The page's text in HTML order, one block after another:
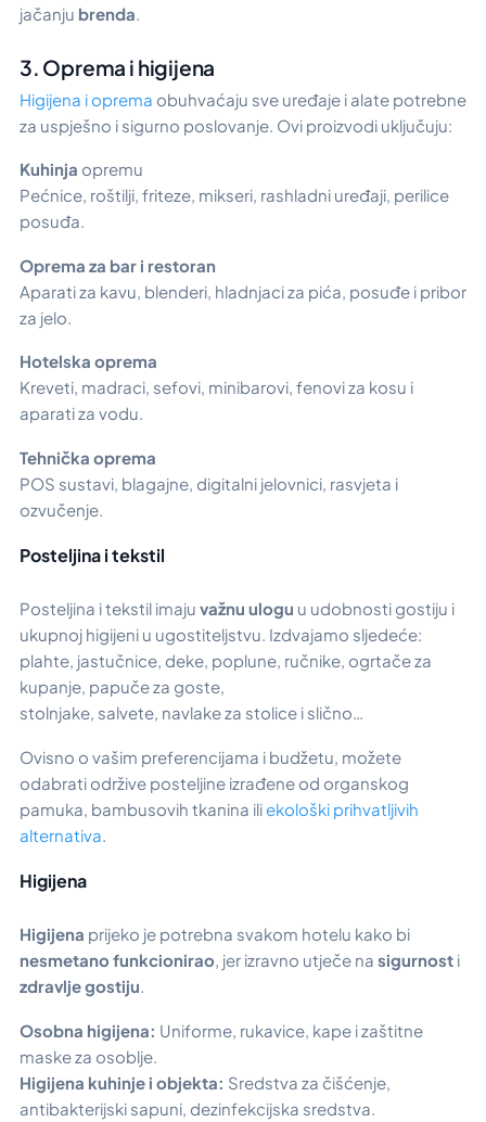
jačanju brenda.
3. Oprema i higijena
Higijena i oprema obuhvaćaju sve uređaje i alate potrebne
za uspješno i sigurno poslovanje. Ovi proizvodi uključuju:
Kuhinja opremu
Pećnice, roštilji, friteze, mikseri, rashladni uređaji, perilice
posuđa.
Oprema za bar i restoran
Aparati za kavu, blenderi, hladnjaci za pića, posuđe i pribor
za jelo.
Hotelska oprema
Kreveti, madraci, sefovi, minibarovi, fenovi za kosu i
aparati za vodu.
Tehnička oprema
POS sustavi, blagajne, digitalni jelovnici, rasvjeta i
ozvučenje.
Posteljina i tekstil
Posteljina i tekstil imaju važnu ulogu u udobnosti gostiju i
ukupnoj higijeni u ugostiteljstvu. Izdvajamo sljedeće:
plahte, jastučnice, deke, poplune, ručnike, ogrtače za
kupanje, papuče za goste,
stolnjake, salvete, navlake za stolice i slično…
Ovisno o vašim preferencijama i budžetu, možete
odabrati održive posteljine izrađene od organskog
pamuka, bambusovih tkanina iliekološki prihvatljivih
alternativa.
Higijena
Higijena prijeko je potrebna svakom hotelu kako bi
nesmetano funkcionirao, jer izravno utječe na sigurnost i
zdravlje gostiju.
Osobna higijena: Uniforme, rukavice, kape i zaštitne
maske za osoblje.
Higijena kuhinje i objekta: Sredstva za čišćenje,
antibakterijski sapuni, dezinfekcijska sredstva.